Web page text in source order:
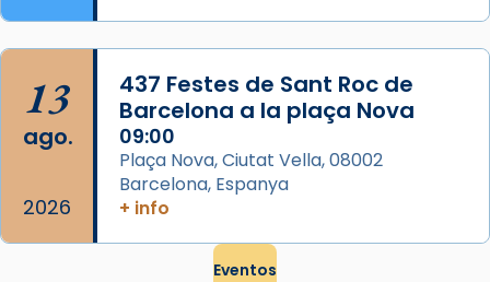
13
ago.
2026
437 Festes de Sant Roc de
Barcelona a la plaça Nova
09:00
Plaça Nova, Ciutat Vella, 08002
Barcelona, Espanya
+ info
Eventos